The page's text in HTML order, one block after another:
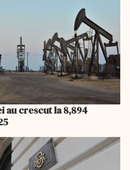
crescut la 8,894